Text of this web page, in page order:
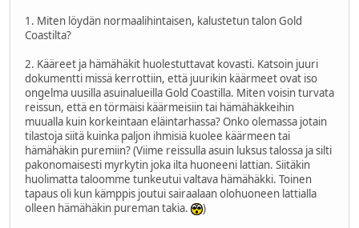
1. Miten löydän normaalihintaisen, kalustetun talon Gold
Coastilta?
2. Kääreet ja hämähäkit huolestuttavat kovasti. Katsoin juuri
dokumentti missä kerrottiin, että juurikin käärmeet ovat iso
ongelma uusilla asuinalueilla Gold Coastilla. Miten voisin turvata
reissun, että en törmäisi käärmeisiin tai hämähäkkeihin
muualla kuin korkeintaan eläintarhassa? Onko olemassa jotain
tilastoja siitä kuinka paljon ihmisiä kuolee käärmeen tai
hämähäkin puremiin? (Viime reissulla asuin luksus talossa ja silti
pakonomaisesti myrkytin joka ilta huoneeni lattian. Siitäkin
huolimatta taloomme tunkeutui valtava hämähäkki. Toinen
tapaus oli kun kämppis joutui sairaalaan olohuoneen lattialla
olleen hämähäkin pureman takia.
)